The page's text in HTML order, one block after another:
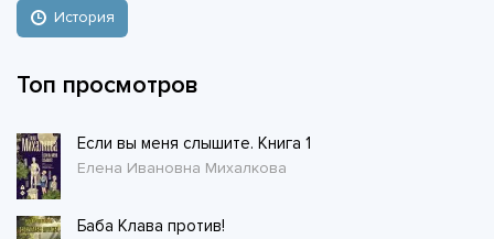
История
Топ просмотров
Если вы меня слышите. Книга 1
Елена Ивановна Михалкова
Баба Клава против!